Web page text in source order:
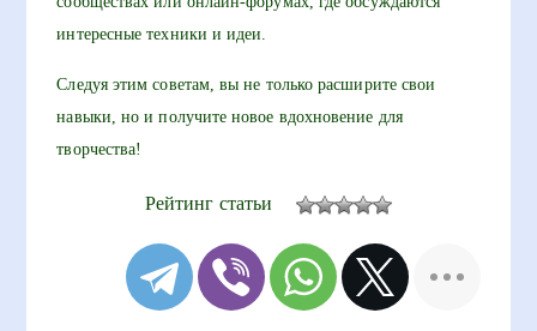
интересные техники и идеи.
Следуя этим советам, вы не только расширите свои
навыки, но и получите новое вдохновение для
творчества!
Рейтинг статьи